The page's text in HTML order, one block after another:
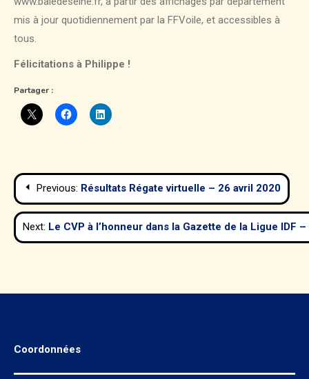
mis à jour quotidiennement par la FFVoile, et accessibles à
tous.
Félicitations à Philippe !
Partager :
Navigation
de
l’article
Previous: Résultats Régate virtuelle – 26 avril 2020
Next: Le CVP à l’honneur dans la Gazette de la Ligue IDF
Coordonnées